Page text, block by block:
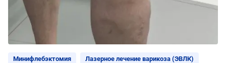
Минифлебэктомия Лазерное лечение варикоза (ЭВЛК)